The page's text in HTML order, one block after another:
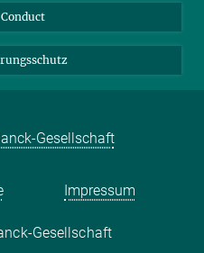
Gesellschaft
Impressum
Gesellschaft